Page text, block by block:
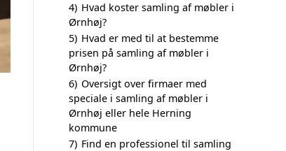
4) Hvad koster samling af møbler i
Ørnhøj?
5) Hvad er med til at bestemme
prisen på samling af møbler i
Ørnhøj?
6) Oversigt over firmaer med
speciale i samling af møbler i
Ørnhøj eller hele Herning
kommune
7) Find en professionel til samling